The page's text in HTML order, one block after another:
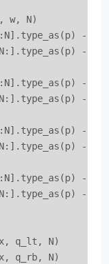
w, N)
-
-
-
-
-
-
-
-
q_lt, N)
q_rb, N)